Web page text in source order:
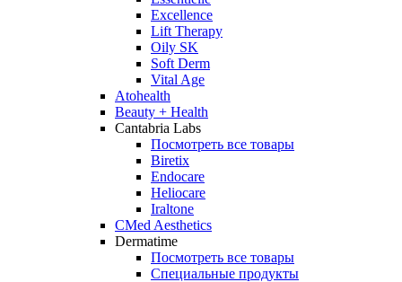
Excellence
Lift Therapy
Oily SK
Soft Derm
Vital Age
Atohealth
Beauty + Health
Cantabria Labs
Посмотреть все товары
Biretix
Endocare
Heliocare
Iraltone
CMed Aesthetics
Dermatime
Посмотреть все товары
Специальные продукты